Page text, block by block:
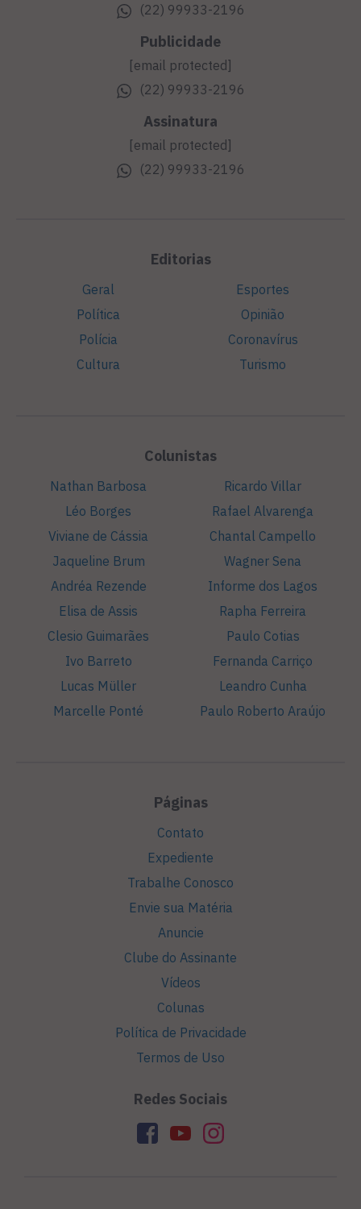
(22) 99933-2196
Publicidade
[email protected]
(22) 99933-2196
Assinatura
[email protected]
(22) 99933-2196
Editorias
Geral
Política
Polícia
Cultura
Esportes
Opinião
Coronavírus
Turismo
Colunistas
Nathan Barbosa
Léo Borges
Viviane de Cássia
Jaqueline Brum
Andréa Rezende
Elisa de Assis
Clesio Guimarães
Ivo Barreto
Lucas Müller
Marcelle Ponté
Ricardo Villar
Rafael Alvarenga
Chantal Campello
Wagner Sena
Informe dos Lagos
Rapha Ferreira
Paulo Cotias
Fernanda Carriço
Leandro Cunha
Paulo Roberto Araújo
Páginas
Contato
Expediente
Trabalhe Conosco
Envie sua Matéria
Anuncie
Clube do Assinante
Vídeos
Colunas
Política de Privacidade
Termos de Uso
Redes Sociais